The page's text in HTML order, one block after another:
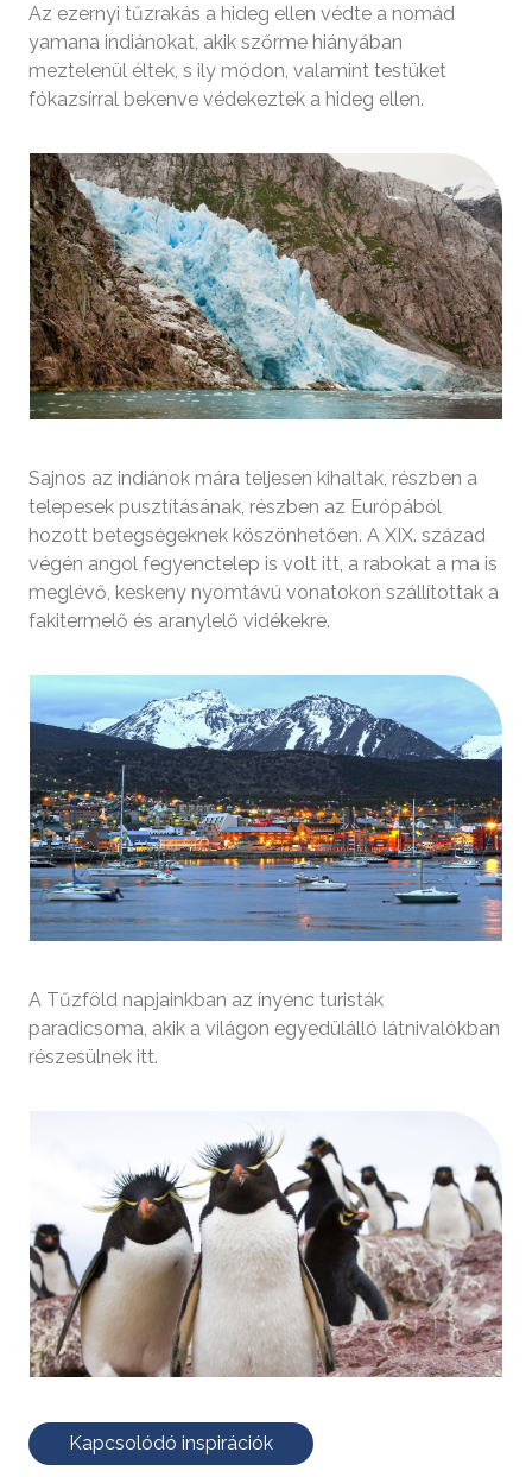
Az ezernyi tűzrakás a hideg ellen védte a nomád
yamana indiánokat, akik szőrme hiányában
meztelenül éltek, s ily módon, valamint testüket
fókazsírral bekenve védekeztek a hideg ellen.
Sajnos az indiánok mára teljesen kihaltak, részben a
telepesek pusztításának, részben az Európából
hozott betegségeknek köszönhetően. A XIX. század
végén angol fegyenctelep is volt itt, a rabokat a ma is
meglévő, keskeny nyomtávú vonatokon szállítottak a
fakitermelő és aranylelő vidékekre.
A Tűzföld napjainkban az ínyenc turisták
paradicsoma, akik a világon egyedülálló látnivalókban
részesülnek itt.
Kapcsolódó inspirációk